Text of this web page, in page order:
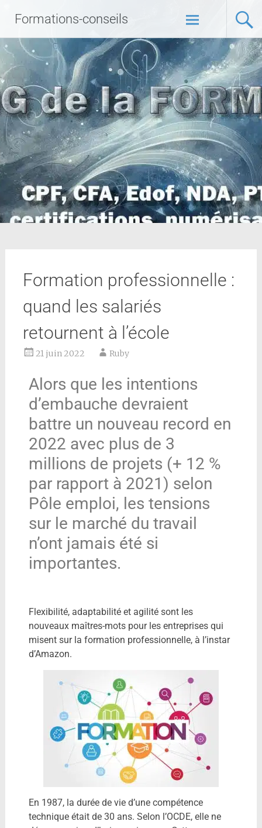
Formations-conseils
Formation professionnelle :
quand les salariés
retournent à l’école
21 juin 2022 Ruby
Alors que les intentions
d’embauche devraient
battre un nouveau record en
2022 avec plus de 3
millions de projets (+ 12 %
par rapport à 2021) selon
Pôle emploi, les tensions
sur le marché du travail
n’ont jamais été si
importantes.
Flexibilité, adaptabilité et agilité sont les
nouveaux maîtres-mots pour les entreprises qui
misent sur la formation professionnelle, à l’instar
d’Amazon.
En 1987, la durée de vie d’une compétence
technique était de 30 ans. Selon l’OCDE, elle ne